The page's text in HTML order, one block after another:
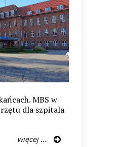
MBS w
dla szpitala
więcej ...